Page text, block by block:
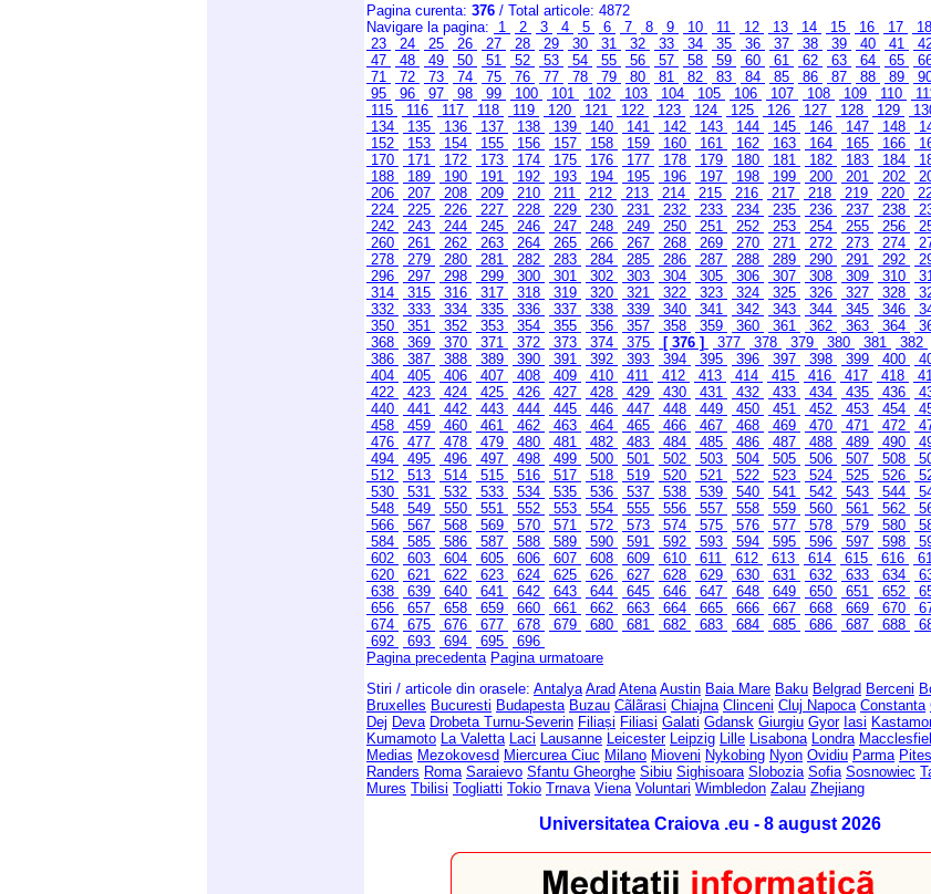
Pagina curenta: 376 / Total articole: 4872
Navigare la pagina:
1 2 3 4 5 6 7 8 9 10 11 12 13 14 15 16 17 18
23
24 25 26 27 28 29 30 31 32 33 34 35 36 37 38 39 40 41
47
48 49 50 51 52 53 54 55 56 57 58 59 60 61 62 63 64 65
71
72 73 74 75 76 77 78 79 80 81 82 83 84 85 86 87 88 89
95
96 97 98 99 100 101 102 103 104 105 106 107 108 109 110
115
116 117 118 119 120 121 122 123 124 125 126 127 128 129
134
135 136 137 138 139 140 141 142 143 144 145 146 147 148
152
153 154 155 156 157 158 159 160 161 162 163 164 165 166
170
171 172 173 174 175 176 177 178 179 180 181 182 183 184
188
189 190 191 192 193 194 195 196 197 198 199 200 201 202
206
207 208 209 210 211 212 213 214 215 216 217 218 219 220
224
225 226 227 228 229 230 231 232 233 234 235 236 237 238
242
243 244 245 246 247 248 249 250 251 252 253 254 255 256
260
261 262 263 264 265 266 267 268 269 270 271 272 273 274
278
279 280 281 282 283 284 285 286 287 288 289 290 291 292
296
297 298 299 300 301 302 303 304 305 306 307 308 309 310
314
315 316 317 318 319 320 321 322 323 324 325 326 327 328
332
333 334 335 336 337 338 339 340 341 342 343 344 345 346
350
351 352 353 354 355 356 357 358 359 360 361 362 363 364
368
369 370 371 372 373 374 375 [ 376 ] 377 378 379 380 381 382
386
387 388 389 390 391 392 393 394 395 396 397 398 399 400
404
405 406 407 408 409 410 411 412 413 414 415 416 417 418
422
423 424 425 426 427 428 429 430 431 432 433 434 435 436
440
441 442 443 444 445 446 447 448 449 450 451 452 453 454
458
459 460 461 462 463 464 465 466 467 468 469 470 471 472
476
477 478 479 480 481 482 483 484 485 486 487 488 489 490
494
495 496 497 498 499 500 501 502 503 504 505 506 507 508
512
513 514 515 516 517 518 519 520 521 522 523 524 525 526
530
531 532 533 534 535 536 537 538 539 540 541 542 543 544
548
549 550 551 552 553 554 555 556 557 558 559 560 561 562
566
567 568 569 570 571 572 573 574 575 576 577 578 579 580
584
585 586 587 588 589 590 591 592 593 594 595 596 597 598
602
603 604 605 606 607 608 609 610 611 612 613 614 615 616
620
621 622 623 624 625 626 627 628 629 630 631 632 633 634
638
639 640 641 642 643 644 645 646 647 648 649 650 651 652
656
657 658 659 660 661 662 663 664 665 666 667 668 669 670
674
675 676 677 678 679 680 681 682 683 684 685 686 687 688
692
693 694 695
696
Pagina precedenta Pagina urmatoare
Stiri / articole din orasele: Antalya Arad Atena Austin Baia Mare Baku Belgrad Berceni
Bruxelles Bucuresti Budapesta Buzau Cãlãrasi Chiajna Clinceni Cluj Napoca Constanta
Dej Deva Drobeta Turnu-Severin Filiași Filiasi Galati Gdansk Giurgiu Gyor Iasi
Kumamoto La Valetta Laci Lausanne Leicester Leipzig Lille Lisabona Londra
Medias Mezokovesd Miercurea Ciuc Milano Mioveni Nykobing Nyon Ovidiu Parma
Randers Roma Saraievo Sfantu Gheorghe Sibiu Sighisoara Slobozia Sofia Sosnowiec
Mures Tbilisi Togliatti Tokio Trnava Viena Voluntari Wimbledon Zalau Zhejiang
Universitatea Craiova .eu - 8 august 2026